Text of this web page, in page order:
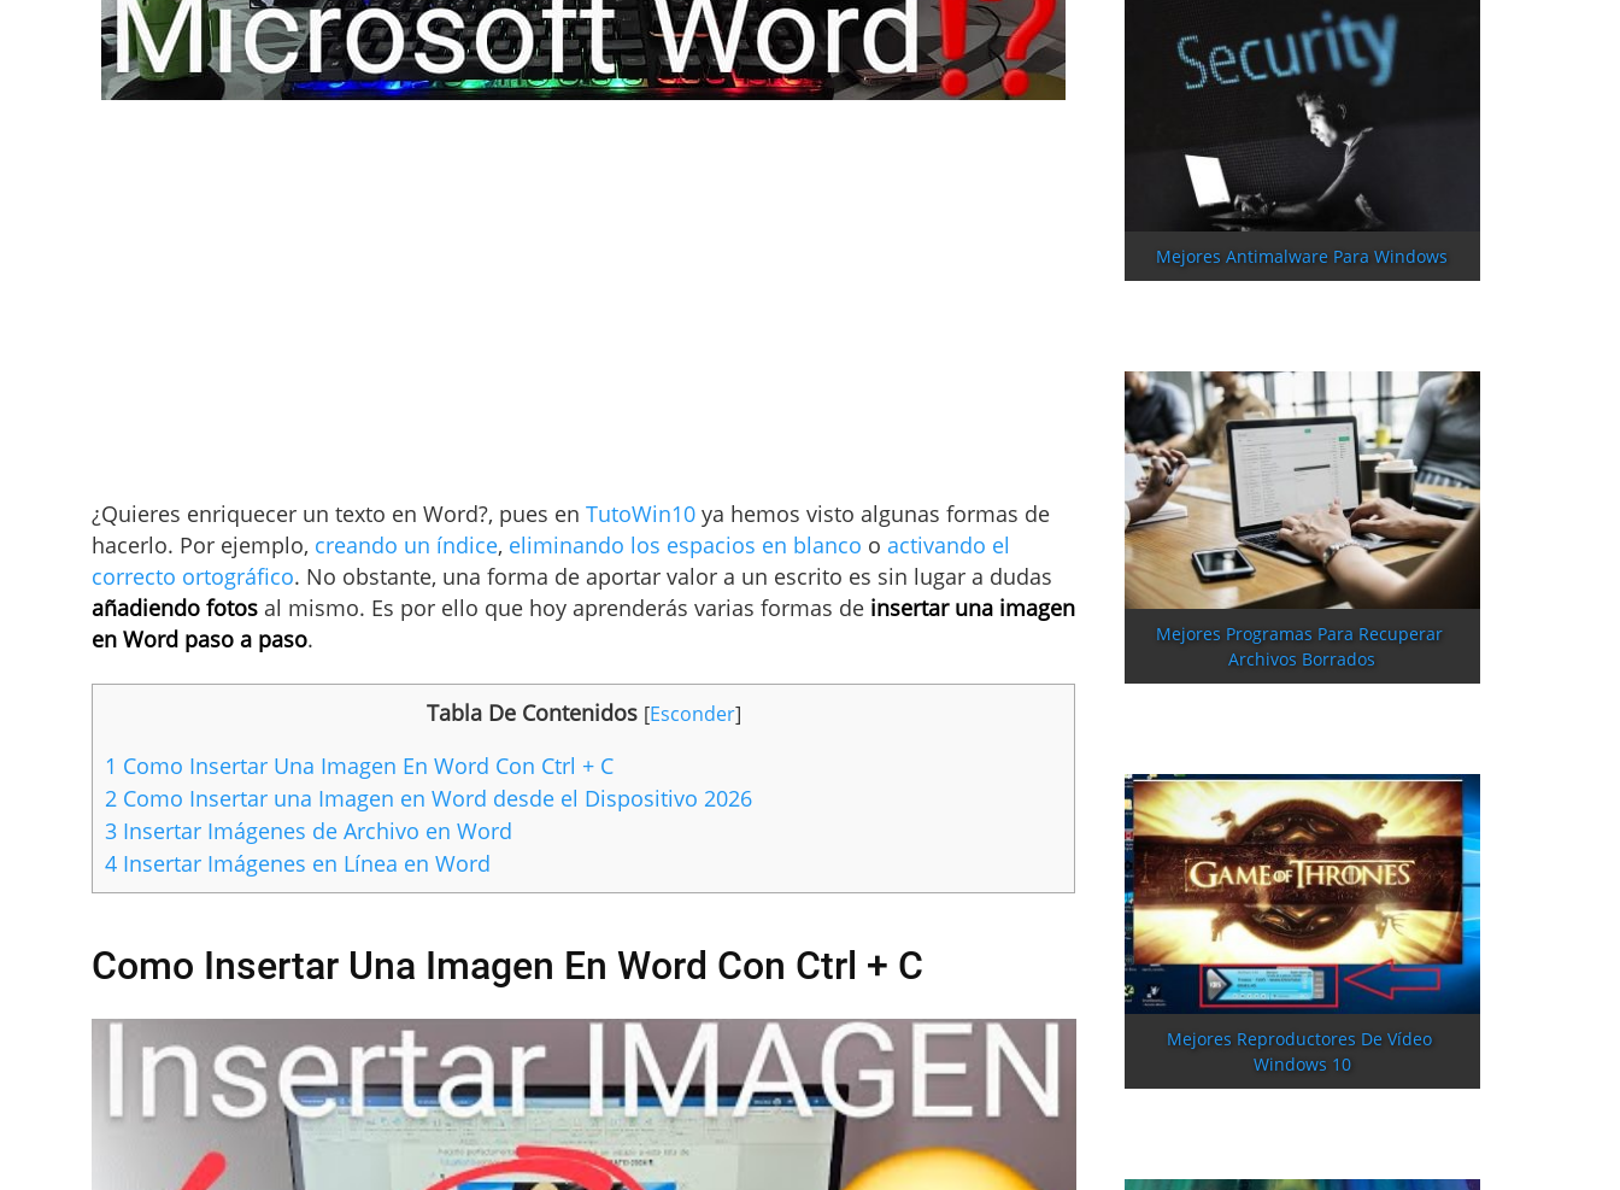
¿Quieres enriquecer un texto en Word?, pues en TutoWin10 ya hemos visto algunas formas de
hacerlo. Por ejemplo, creando un índice, eliminando los espacios en blanco o activando el
correcto ortográfico. No obstante, una forma de aportar valor a un escrito es sin lugar a dudas
añadiendo fotos al mismo. Es por ello que hoy aprenderás varias formas de insertar una imagen
en Word paso a paso.
Tabla De Contenidos [Esconder]
1 Como Insertar Una Imagen En Word Con Ctrl + C
2 Como Insertar una Imagen en Word desde el Dispositivo 2026
3 Insertar Imágenes de Archivo en Word
4 Insertar Imágenes en Línea en Word
Como Insertar Una Imagen En Word Con Ctrl + C
Mejores Antimalware Para Windows
Mejores Programas Para Recuperar
Archivos Borrados
Mejores Reproductores De Vídeo
Windows 10